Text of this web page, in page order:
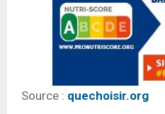
Source : quechoisir.org